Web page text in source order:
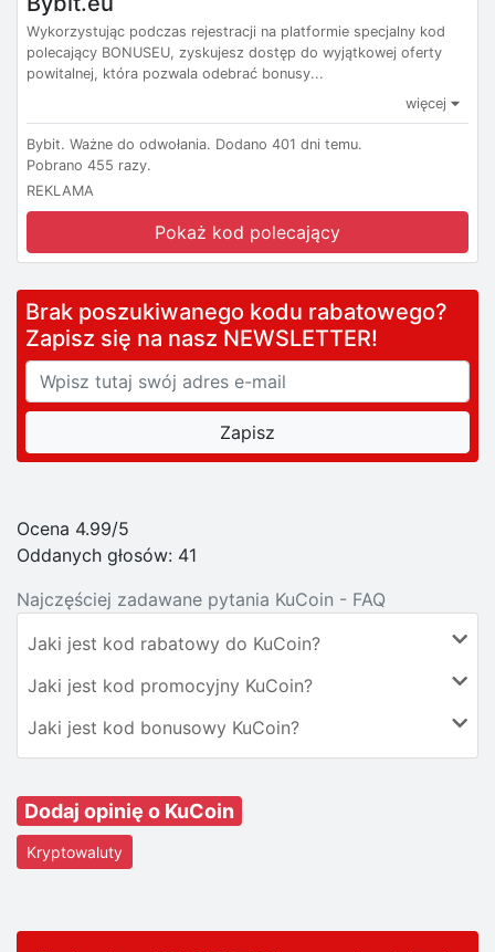
Wykorzystując podczas rejestracji na platformie specjalny kod
polecający BONUSEU, zyskujesz dostęp do wyjątkowej oferty
powitalnej, która pozwala odebrać bonusy...
więcej
Bybit. Ważne do odwołania. Dodano 401 dni temu.
Pobrano 455 razy.
REKLAMA
Pokaż kod polecający
Brak poszukiwanego kodu rabatowego?
Zapisz się na nasz NEWSLETTER!
Ocena 4.99/5
Oddanych głosów: 41
Najczęściej zadawane pytania KuCoin - FAQ
Jaki jest kod rabatowy do KuCoin?
Jaki jest kod promocyjny KuCoin?
Jaki jest kod bonusowy KuCoin?
Dodaj opinię o KuCoin
Kryptowaluty